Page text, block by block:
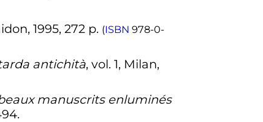
1995, 272 p. (ISBN 978-0-
antichità, vol. 1, Milan,
manuscrits enluminés
.